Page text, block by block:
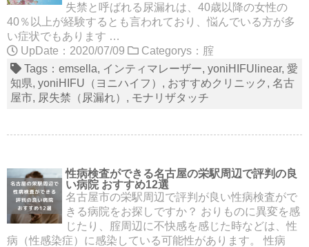
失禁と呼ばれる尿漏れは、40歳以降の女性の
40％以上が経験するとも言われており、悩んでいる方が多
い症状でもあります …
UpDate：2020/07/09
Categorys： 腟
Tags： emsella インティマレーザー yoniHIFUlinear 愛
知県 yoniHIFU（ヨニハイフ） おすすめクリニック
名古
屋市 尿失禁（尿漏れ） モナリザタッチ
性病検査ができる名古屋の栄駅周辺で評判の良
い病院 おすすめ12選
名古屋市の栄駅周辺で評判が良い性病検査がで
きる病院をお探しですか？ おりものに異変を感
じたり、腟周辺に不快感を感じた時などは、性
病（性感染症）に感染している可能性があります。 性病